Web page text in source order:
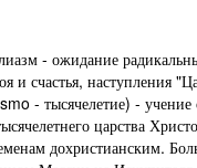
- ожидание
и счастья, наступления
- тысячелетие) - учение
царства
дохристианским.